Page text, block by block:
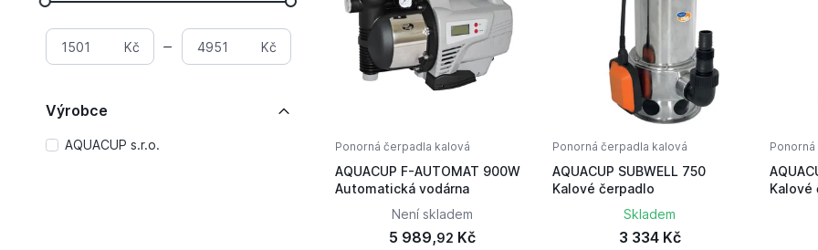
Kč Kč
Výrobce
AQUACUP s.r.o. Ponorná čerpadla kalová
AQUACUP F-AUTOMAT 900W
Automatická vodárna
Není skladem
5 989,92 Kč
Ponorná čerpadla kalová
AQUACUP SUBWELL 750
Kalové čerpadlo
Skladem
3 334 Kč
Kalové